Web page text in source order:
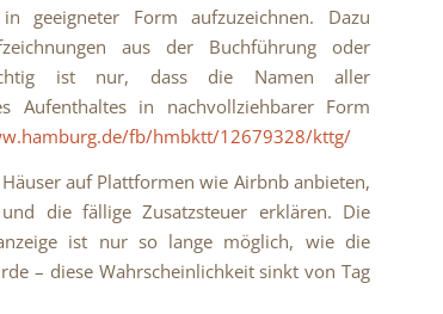
geeigneter Form aufzuzeichnen. Dazu
aus der Buchführung oder
ist nur, dass die Namen aller
Aufenthaltes in nachvollziehbarer Form
fb/hmbktt/12679328/kttg/
auf Plattformen wie Airbnb anbieten,
die fällige Zusatzsteuer erklären. Die
ist nur so lange möglich, wie die
– diese Wahrscheinlichkeit sinkt von Tag